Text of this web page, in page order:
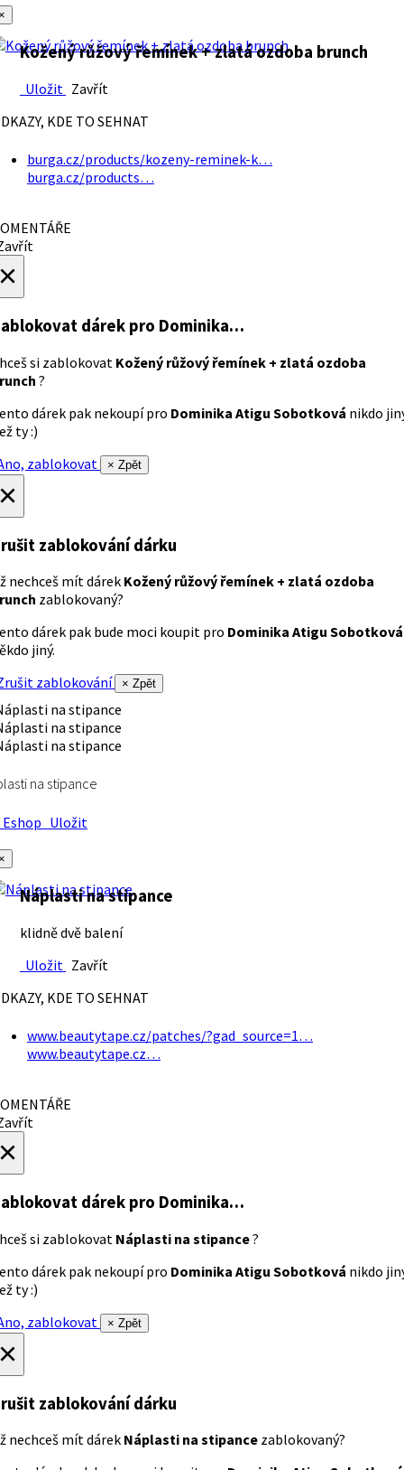
Kožený růžový řemínek + zlatá ozdoba brunch
Uložit Zavřít
KDE TO SEHNAT
burga.cz/products/kozeny-reminek-k…
burga.cz/products…
dárek pro Dominika…
si zablokovat Kožený růžový řemínek + zlatá ozdoba
?
dárek pak nekoupí pro Dominika Atigu Sobotková nikdo
ty :)
zablokovat
× Zpět
zablokování dárku
nechceš mít dárek Kožený růžový řemínek + zlatá ozdoba
zablokovaný?
dárek pak bude moci koupit pro Dominika Atigu Sobotková
jiný.
zablokování
× Zpět
na stipance
Uložit
Náplasti na stipance
klidně dvě balení
Uložit Zavřít
KDE TO SEHNAT
www.beautytape.cz/patches/?gad_source=1…
www.beautytape.cz…
dárek pro Dominika…
si zablokovat Náplasti na stipance?
dárek pak nekoupí pro Dominika Atigu Sobotková nikdo
ty :)
zablokovat
× Zpět
zablokování dárku
nechceš mít dárek Náplasti na stipance zablokovaný?